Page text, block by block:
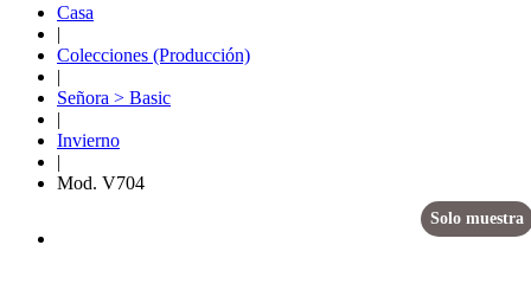
Casa
|
Colecciones (Producción)
|
Señora > Basic
|
Invierno
|
Mod. V704
Solo muestra